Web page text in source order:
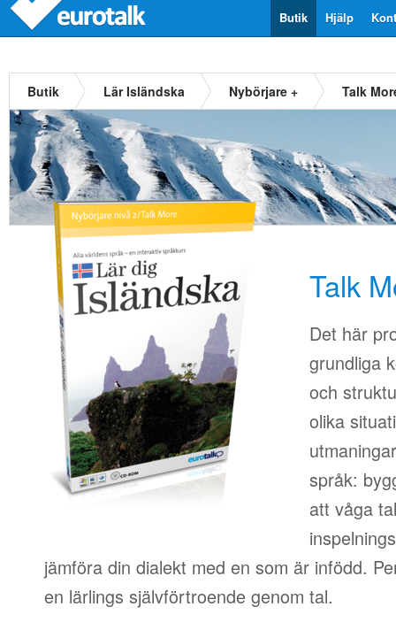
Hjälp
Butik
Butik Lär Isländska Nybörjare + Talk
Talk
Det här
grundliga
och
olika
språk:
att våga
jämföra din dialekt med en som är infödd.
en lärlings självförtroende genom tal.